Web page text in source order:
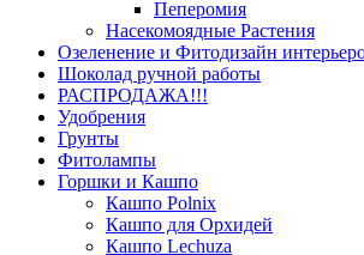
Пеперомия
Насекомоядные Растения
Озеленение и Фитодизайн
Шоколад ручной работы
РАСПРОДАЖА!!!
Удобрения
Грунты
Фитолампы
Горшки и Кашпо
Кашпо Polnix
Кашпо для Орхидей
Кашпо Lechuza